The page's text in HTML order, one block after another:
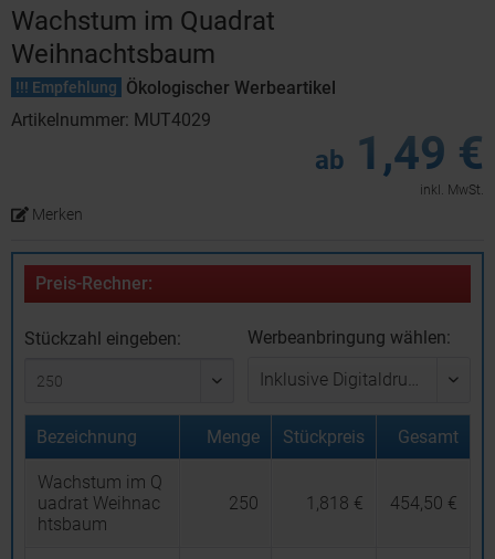
Wachstum im Quadrat
Weihnachtsbaum
!!! Empfehlung
Ökologischer Werbeartikel
Artikelnummer: MUT4029
ab 1,49 €
inkl. MwSt.
Merken
Preis-Rechner:
Stückzahl eingeben: Werbeanbringung wählen:
Bezeichnung Menge Stückpreis Gesamt
Wachstum im Q
uadrat Weihnac
htsbaum
250 1,818 € 454,50 €